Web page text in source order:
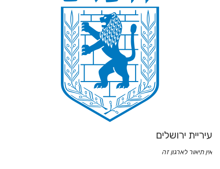
עיריית ירושלים
אין תיאור לארגון זה